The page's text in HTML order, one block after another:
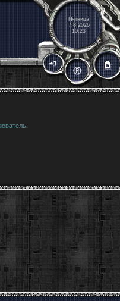
Пятница
7.8.2026
10:23